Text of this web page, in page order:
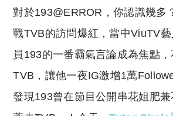
對於193@ERROR，你認識幾多
戰TVB的訪問爆紅，當中ViuTV藝
員193的一番霸氣言論成為焦點
TVB，讓他一夜IG激增1萬
發現193曾在節目公開串花姐肥